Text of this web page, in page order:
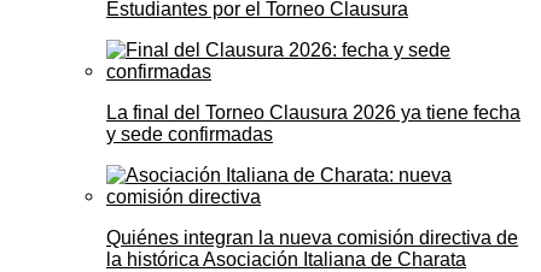
Estudiantes por el Torneo Clausura
La final del Torneo Clausura 2026 ya tiene fecha
y sede confirmadas
Quiénes integran la nueva comisión directiva de
la histórica Asociación Italiana de Charata